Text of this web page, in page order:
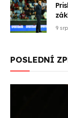
9
POSLEDNÍ